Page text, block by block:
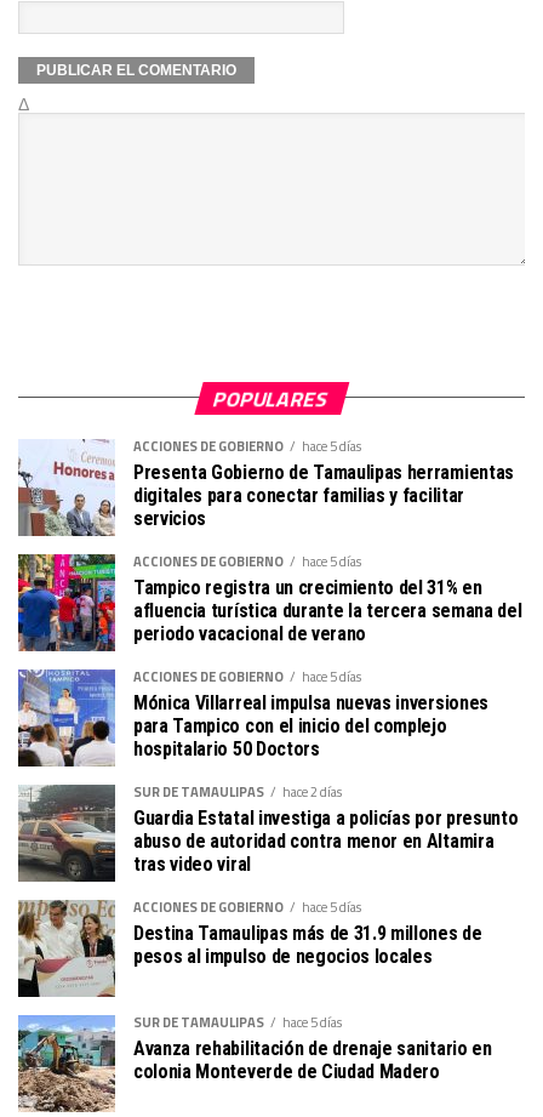
Δ
POPULARES
ACCIONES DE GOBIERNO hace 5 días
Presenta Gobierno de Tamaulipas herramientas
digitales para conectar familias y facilitar
servicios
ACCIONES DE GOBIERNO hace 5 días
Tampico registra un crecimiento del 31% en
afluencia turística durante la tercera semana del
periodo vacacional de verano
ACCIONES DE GOBIERNO hace 5 días
Mónica Villarreal impulsa nuevas inversiones
para Tampico con el inicio del complejo
hospitalario 50 Doctors
SUR DE TAMAULIPAS hace 2 días
Guardia Estatal investiga a policías por presunto
abuso de autoridad contra menor en Altamira
tras video viral
ACCIONES DE GOBIERNO hace 5 días
Destina Tamaulipas más de 31.9 millones de
pesos al impulso de negocios locales
SUR DE TAMAULIPAS hace 5 días
Avanza rehabilitación de drenaje sanitario en
colonia Monteverde de Ciudad Madero